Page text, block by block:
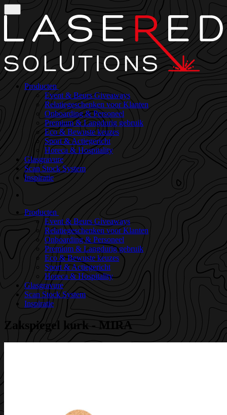
Producten
Event & Beurs Giveaways
Relatiegeschenken voor Klanten
Onboarding & Personeel
Premium & Langdurig gebruik
Eco & Bewuste keuzes
Sport & Actiegericht
Horeca & Hospitality
Glasgravure
Scan Stock System
Inspiratie
Producten
Event & Beurs Giveaways
Relatiegeschenken voor Klanten
Onboarding & Personeel
Premium & Langdurig gebruik
Eco & Bewuste keuzes
Sport & Actiegericht
Horeca & Hospitality
Glasgravure
Scan Stock System
Inspiratie
Zakspiegel kurk - MIRA